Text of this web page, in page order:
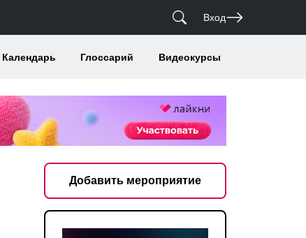
Вход
Календарь Глоссарий Видеокурсы
Добавить мероприятие